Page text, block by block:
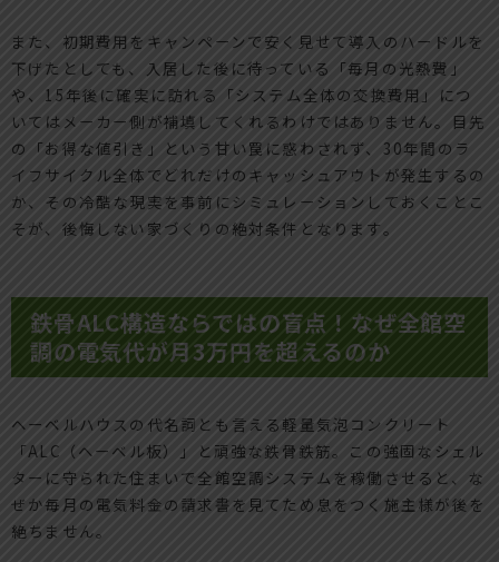
また、初期費用をキャンペーンで安く見せて導入のハードルを
下げたとしても、入居した後に待っている「毎月の光熱費」
や、15年後に確実に訪れる「システム全体の交換費用」につ
いてはメーカー側が補填してくれるわけではありません。目先
の「お得な値引き」という甘い罠に惑わされず、30年間のラ
イフサイクル全体でどれだけのキャッシュアウトが発生するの
か、その冷酷な現実を事前にシミュレーションしておくことこ
そが、後悔しない家づくりの絶対条件となります。
鉄骨ALC構造ならではの盲点！なぜ全館空
調の電気代が月3万円を超えるのか
ヘーベルハウスの代名詞とも言える軽量気泡コンクリート
「ALC（ヘーベル板）」と頑強な鉄骨鉄筋。この強固なシェル
ターに守られた住まいで全館空調システムを稼働させると、な
ぜか毎月の電気料金の請求書を見てため息をつく施主様が後を
絶ちません。